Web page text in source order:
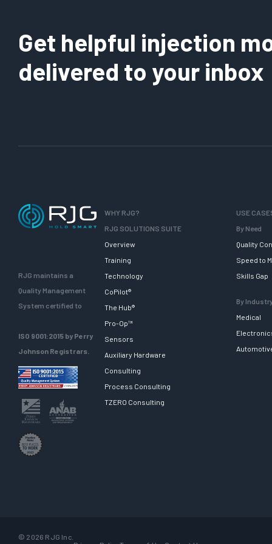
Get helpful injection
delivered to your inbox
RJG maintains a
Quality Management
System certified to
ISO 9001:2015 by Perry
Johnson Registrars.
WHY RJG?
RJG SOLUTIONS SUITE
Overview
Training
Technology
CoPilot®
The Hub®
Pro-Op™
Sensors
Auxiliary Hardware
Consulting
Process Consulting
TZERO Consulting
USE
By Need
Quality
Speed to
Skills Gap
By
Medical
© 2026 RJG Inc.